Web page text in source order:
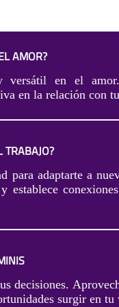
AMOR?
versátil en el
en la relación con
TRABAJO?
adaptarte a
establece
decisiones.
surgir en tu